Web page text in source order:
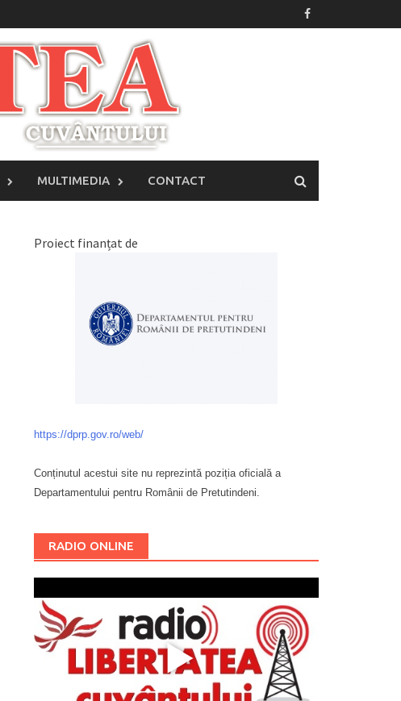
MULTIMEDIA CONTACT
Proiect finanțat de
https://dprp.gov.ro/web/
Conținutul acestui site nu reprezintă poziția oficială a
Departamentului pentru Românii de Pretutindeni.
RADIO ONLINE